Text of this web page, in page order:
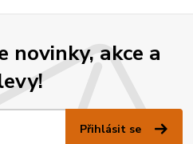
novinky, akce a
Přihlásit se